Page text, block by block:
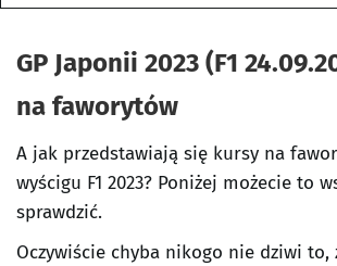
GP Japonii 2023 (F1
na faworytów
A jak przedstawiają się kursy na
wyścigu F1 2023? Poniżej możecie to
sprawdzić.
Oczywiście chyba nikogo nie dziwi to,